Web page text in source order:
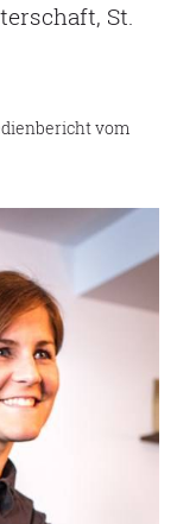
St.
vom